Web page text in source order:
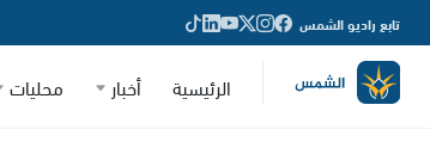
تابع راديو الشمس
الرئيسية أخبار محليات